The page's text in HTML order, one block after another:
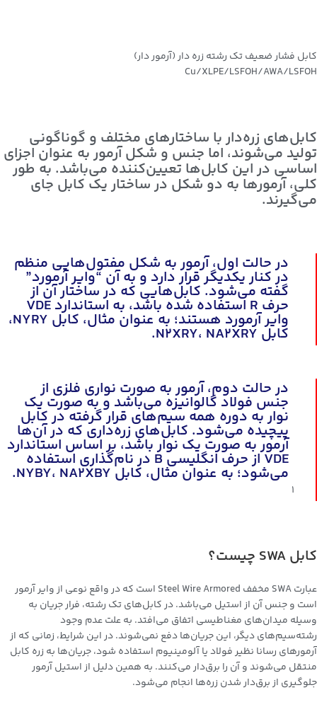
کابل فشار ضعیف تک رشته زره دار (آرمور دار)
Cu/XLPE/LSFOH/AWA/LSFOH
کابل‌های زره‌دار با ساختارهای مختلف و گوناگونی
تولید می‌شوند، اما جنس و شکل آرمور به عنوان اجزای
اساسی در این کابل‌ها تعیین‌کننده می‌باشد. به طور
کلی، آرمورها به دو شکل در ساختار یک کابل جای
می‌گیرند.
در حالت اول، آرمور به شکل مفتول‌هایی منظم
در کنار یکدیگر قرار دارد و به آن “وایر آرمورد”
گفته می‌شود. کابل‌هایی که در ساختار آن از
حرف R استفاده شده باشد، به استاندارد VDE
وایر آرمورد هستند؛ به عنوان مثال، کابل NYRY،
کابل N2XRY، NA2XRY.
در حالت دوم، آرمور به صورت نواری فلزی از
جنس فولاد گالوانیزه می‌باشد و به صورت یک
نوار به دوره همه سیم‌های قرار گرفته در کابل
پیچیده می‌شود. کابل‌های زره‌داری که در آن‌ها
آرمور به صورت یک نوار باشد، بر اساس استاندارد
VDE از حرف انگلیسی B در نام‌گذاری استفاده
می‌شود؛ به عنوان مثال، کابل NYBY، NA2XBY.
1
کابل SWA چیست؟
عبارت SWA مخفف Steel Wire Armored است که در واقع نوعی از وایر آرمور
است و جنس آن از استیل می‌باشد. در کابل‌های تک رشته، فرار جریان به
وسیله میدان‌های مغناطیسی اتفاق می‌افتد. به علت عدم وجود
رشته‌سیم‌های دیگر، این جریان‌ها دفع نمی‌شوند. در این شرایط، زمانی که از
آرمورهای رسانا نظیر فولاد یا آلومینیوم استفاده شود، جریان‌ها به زره کابل
منتقل می‌شوند و آن را برق‌دار می‌کنند. به همین دلیل از استیل آرمور
جلوگیری از برق‌دار شدن زره‌ها انجام می‌شود.